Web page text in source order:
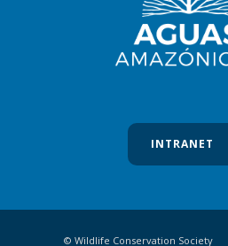
INTRANET
© Wildlife Conservation Society